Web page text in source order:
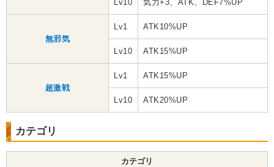
Lv10 気力+3、ATK、DEF7%UP
無邪気
Lv1 ATK10%UP
Lv10 ATK15%UP
超激戦
Lv1 ATK15%UP
Lv10 ATK20%UP
カテゴリ
カテゴリ